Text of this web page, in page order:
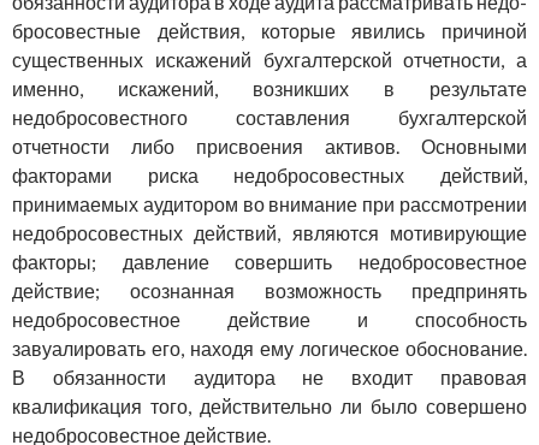
бросовестные действия, которые явились причиной
существенных искажений бухгалтерской отчетности, а
именно, искажений, воз­никших в результате
недобросовестного составления бухгалтерской
отчетности либо присвоения активов. Основными
факторами риска недобросовестных действий,
принимаемых аудитором во внимание при рассмотрении
недобросовестных действий, являются мотиви­рующие
факторы; давление совершить недобросовестное
действие; осознанная возможность предпринять
недобросовестное действие и способность
завуалировать его, находя ему логическое обосно­вание.
В обязанности аудитора не входит правовая
квалификация того, действительно ли было совершено
недобросовестное дей­ствие.